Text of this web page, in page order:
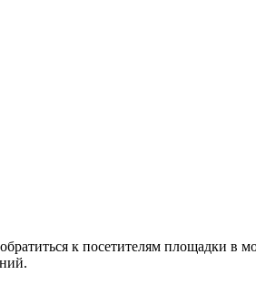
к посетителям площадки в